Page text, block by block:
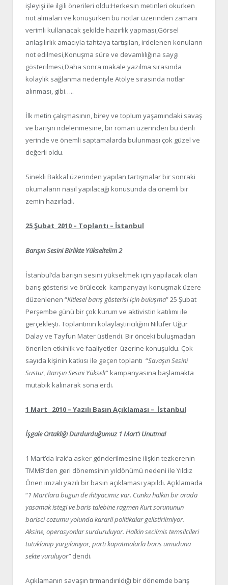
işleyişi ile ilgili önerileri oldu:Herkesin metinleri okurken
not almaları ve konuşurken bu notlar üzerinden zamanı
verimli kullanacak şekilde hazırlık yapması,Görsel
anlaşılırlık amacıyla tahtaya tartışılan, irdelenen konuların
not edilmesi,Konuşma süre ve devamlılığına saygı
gösterilmesi,Daha sonra makale yazılma sırasında
kolaylık sağlanma nedeniyle Atölye sırasında notlar
alınması, gibi…..
İlk metin çalışmasının, birey ve toplum yaşamındaki savaş
ve barışın irdelenmesine, bir roman üzerinden bu denli
yerinde ve önemli saptamalarda bulunması çok güzel ve
değerli oldu.
Sinekli Bakkal üzerinden yapılan tartışmalar bir sonraki
okumaların nasıl yapılacağı konusunda da önemli bir
zemin hazırladı.
25 Şubat 2010 – Toplantı – İstanbul
Barışın Sesini Birlikte Yükseltelim 2
İstanbul’da barışın sesini yükseltmek için yapılacak olan
barış gösterisi ve örülecek kampanyayı konuşmak üzere
düzenlenen “Kitlesel barış gösterisi için buluşma” 25 Şubat
Perşembe günü bir çok kurum ve aktivistin katılımı ile
gerçekleşti. Toplantının kolaylaştırıcılığını Nilüfer Uğur
Dalay ve Tayfun Mater üstlendi. Bir önceki buluşmadan
önerilen etkinlik ve faaliyetler üzerine konuşuldu. Çok
sayıda kişinin katkısı ile geçen toplantı “Savaşın Sesini
Sustur, Barışın Sesini Yükselt” kampanyasına başlamakta
mutabık kalınarak sona erdi.
1 Mart 2010 – Yazılı Basın Açıklaması – İstanbul
İşgale Ortaklığı Durdurduğumuz 1 Mart’ı Unutma!
1 Mart’da Irak’a asker gönderilmesine ilişkin tezkerenin
TMMB’den geri dönemsinin yıldönümü nedeni ile Yıldız
Önen imzalı yazılı bir basın açıklaması yapıldı. Açıklamada
“1 Mart’lara bugun de ihtiyacimiz var. Cunku halkin bir arada
yasamak istegi ve baris talebine ragmen Kurt sorununun
barisci cozumu yolunda kararli politikalar gelistirilmiyor.
Aksine, operasyonlar surduruluyor. Halkin secilmis temsilcileri
tutuklanip yargilaniyor, parti kapatmalarla baris umuduna
sekte vuruluyor”dendi.
Açıklamanın savaşın tırmandırıldığı bir dönemde barış